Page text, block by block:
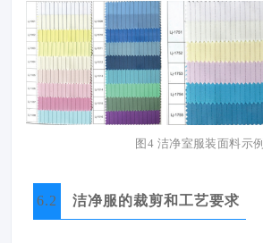
图4 洁净室服装面料示例
6.2 洁净服的裁剪和工艺要求